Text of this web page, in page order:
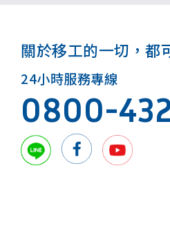
關於移工的一切，都
24小時服務專線
0800-